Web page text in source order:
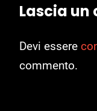
Lascia
Devi essere
commento.